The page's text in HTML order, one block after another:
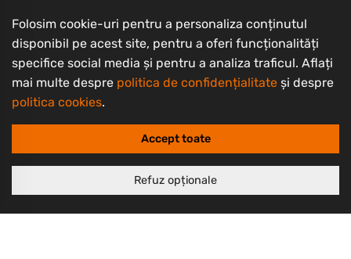
Despre noi
Termeni și condiții
Politică de retur
Politică de confidențialitate
Politică cookie
Folosim cookie-uri pentru a personaliza conținutul
disponibil pe acest site, pentru a oferi funcționalități
specifice social media și pentru a analiza traficul. Aflați
mai multe despre politica de confidențialitate și despre
politica cookies.
Accept toate
Refuz opționale